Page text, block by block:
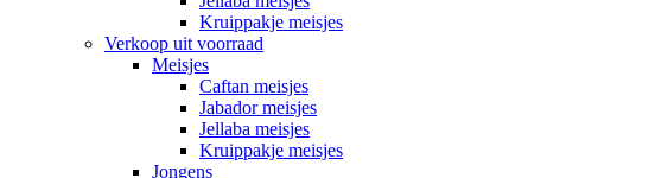
Kruippakje meisjes
Verkoop uit voorraad
Meisjes
Caftan meisjes
Jabador meisjes
Jellaba meisjes
Kruippakje meisjes
Jongens